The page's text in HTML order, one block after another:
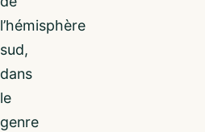
l’hémisphère
sud,
dans
le
genre